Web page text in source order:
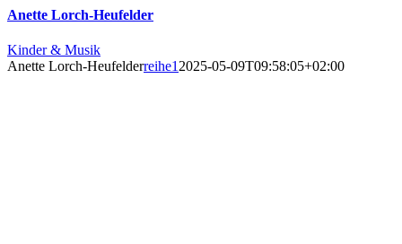
Anette Lorch-Heufelder
Kinder & Musik
Anette Lorch-Heufelderreihe1 2025-05-09T09:58:05+02:00